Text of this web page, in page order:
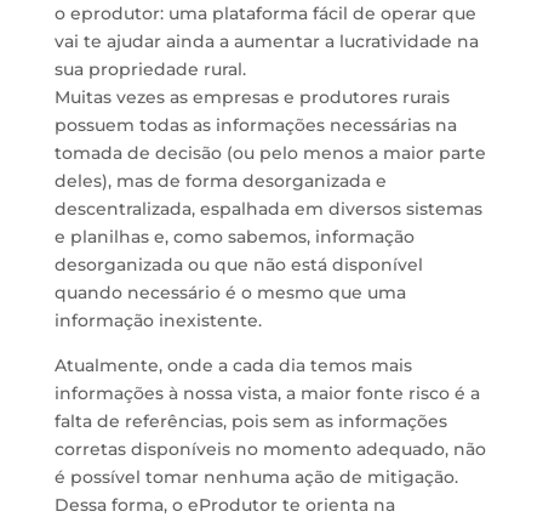
o eprodutor: uma plataforma fácil de operar que
vai te ajudar ainda a aumentar a lucratividade na
sua propriedade rural.
Muitas vezes as empresas e produtores rurais
possuem todas as informações necessárias na
tomada de decisão (ou pelo menos a maior parte
deles), mas de forma desorganizada e
descentralizada, espalhada em diversos sistemas
e planilhas e, como sabemos, informação
desorganizada ou que não está disponível
quando necessário é o mesmo que uma
informação inexistente.
Atualmente, onde a cada dia temos mais
informações à nossa vista, a maior fonte risco é a
falta de referências, pois sem as informações
corretas disponíveis no momento adequado, não
é possível tomar nenhuma ação de mitigação.
Dessa forma, o eProdutor te orienta na